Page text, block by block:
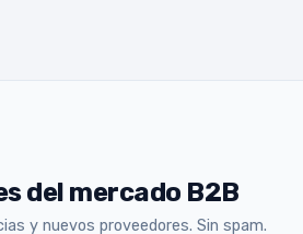
del mercado B2B
y nuevos proveedores. Sin spam.